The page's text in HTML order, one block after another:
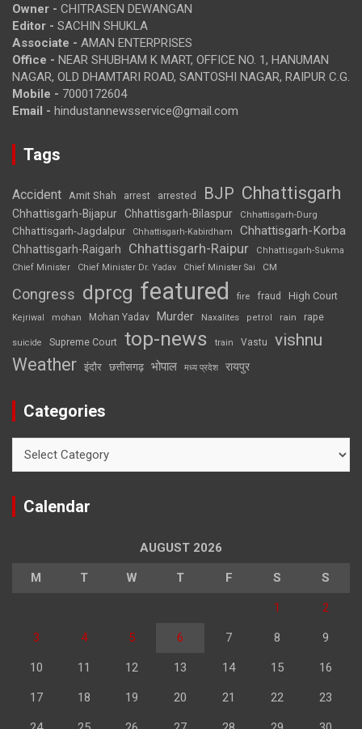
Owner - CHITRASEN DEWANGAN
Editor - SACHIN SHUKLA
Associate - AMAN ENTERPRISES
Office - NEAR SHUBHAM K MART, OFFICE NO. 1, HANUMAN
NAGAR, OLD DHAMTARI ROAD, SANTOSHI NAGAR, RAIPUR C.G.
Mobile - 7000172604
Email - hindustannewsservice@gmail.com
Tags
Accident Amit Shah arrest arrested BJP Chhattisgarh
Chhattisgarh-Bijapur Chhattisgarh-Bilaspur Chhattisgarh-Durg
Chhattisgarh-Jagdalpur Chhattisgarh-Kabirdham Chhattisgarh-Korba
Chhattisgarh-Raigarh Chhattisgarh-Raipur
Chhattisgarh-Sukma
Chief Minister
Chief Minister Dr. Yadav Chief Minister Sai CM
Congress dprcg featured fire fraud High Court
Kejriwal mohan Mohan Yadav Murder Naxalites petrol rain rape
suicide Supreme Court top-news train Vastu vishnu
Weather इंदौर छत्तीसगढ़ भोपाल मध्य प्रदेश रायपुर
Categories
Calendar
AUGUST 2026
M T W T F S S
1 2
3 4 5 6 7 8 9
10 11 12 13 14 15 16
17 18 19 20 21 22 23